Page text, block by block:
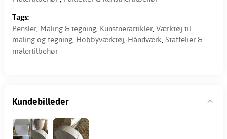
Tags:
Pensler, Maling & tegning, Kunstnerartikler, Værktøj til
maling og tegning, Hobbyværktøj, Håndværk, Staffelier &
malertilbehør
Kundebilleder